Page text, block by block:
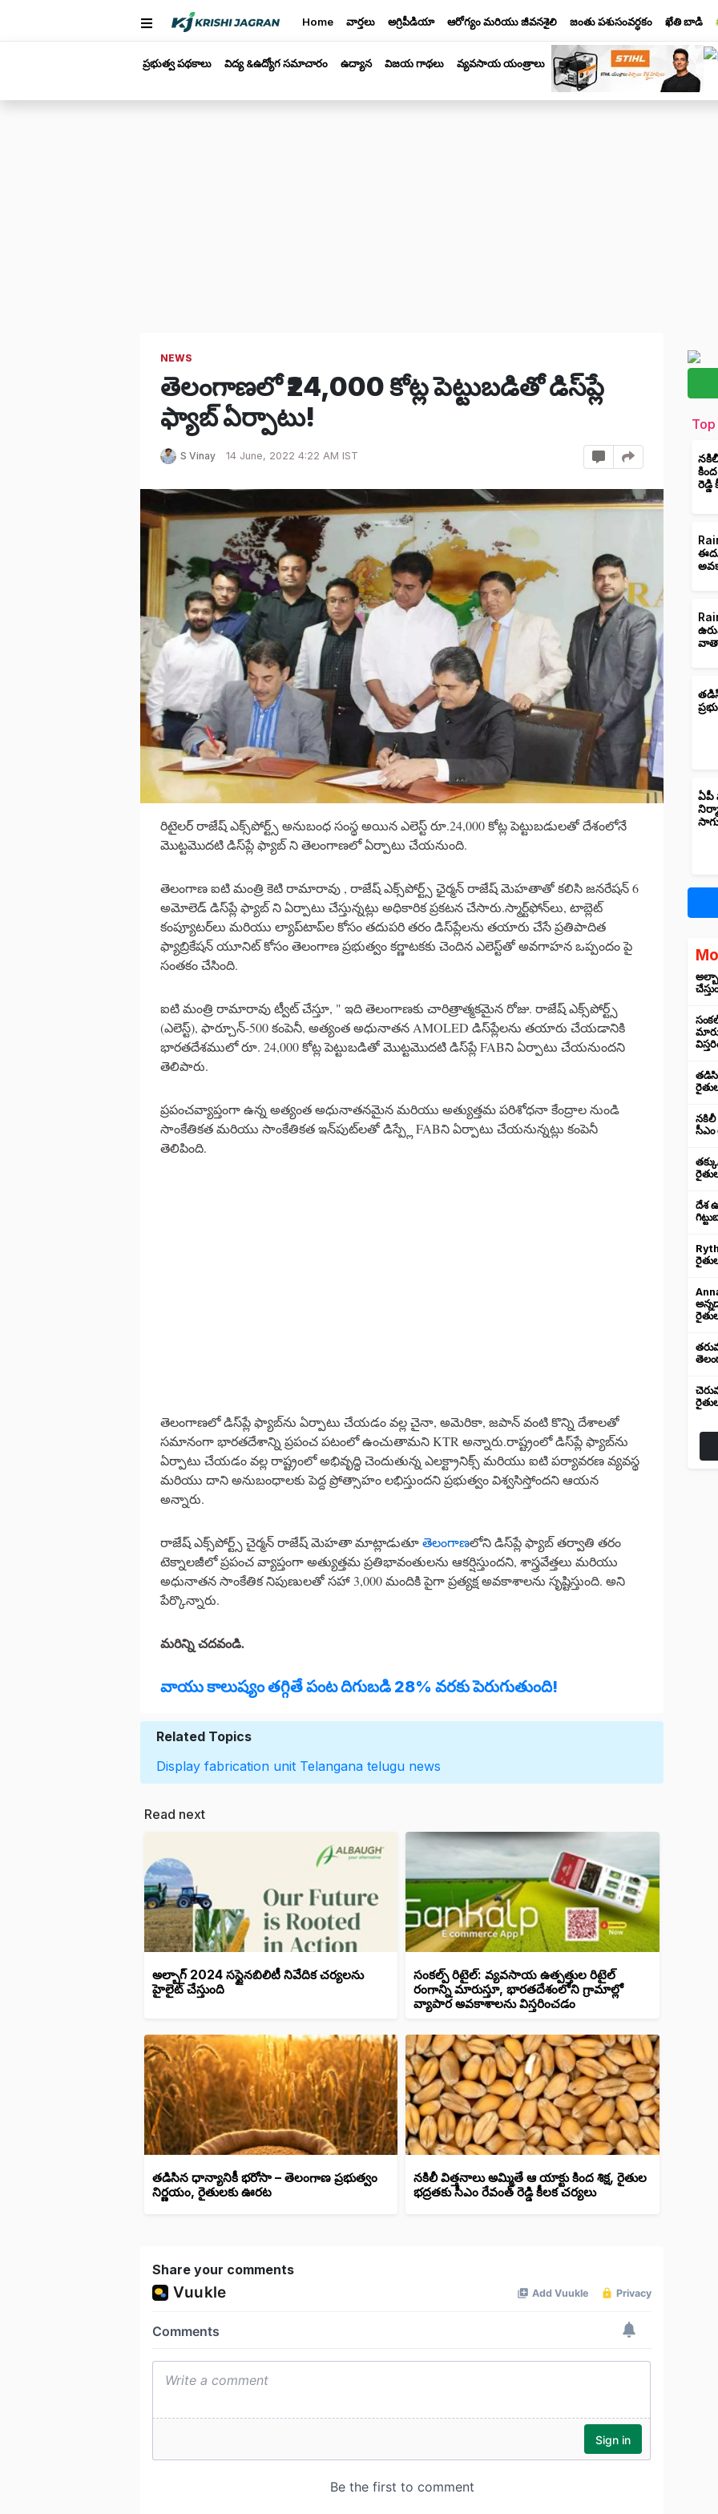
Home వార్తలు అగ్రిపీడియా ఆరోగ్యం మరియు జీవనశైలి జంతు పశుసంవర్ధకం ఖేతి బాడి
ప్రభుత్వ పథకాలు విద్య &ఉద్యోగ సమాచారం ఉద్యాన విజయ గాథలు వ్యవసాయ యంత్రాలు
NEWS
తెలంగాణలో ₹24,000 కోట్ల పెట్టుబడితో డిస్‌ప్లే
ఫ్యాబ్ ఏర్పాటు!
S Vinay 14 June, 2022 4:22 AM IST
రిటైలర్ రాజేష్ ఎక్స్‌పోర్ట్స్ అనుబంధ సంస్థ అయిన ఎలెస్ట్ రూ.24,000 కోట్ల పెట్టుబడులతో దేశంలోనే
మొట్టమొదటి డిస్‌ప్లే ఫ్యాబ్ ని తెలంగాణలో ఏర్పాటు చేయనుంది.
తెలంగాణ ఐటి మంత్రి కెటి రామారావు , రాజేష్ ఎక్స్‌పోర్ట్స్ ఛైర్మన్ రాజేష్ మెహతాతో కలిసి జనరేషన్ 6
అమోలెడ్ డిస్‌ప్లే ఫ్యాబ్ ని ఏర్పాటు చేస్తున్నట్లు అధికారిక ప్రకటన చేసారు.స్మార్ట్‌ఫోన్‌లు, టాబ్లెట్
కంప్యూటర్‌లు మరియు ల్యాప్‌టాప్‌ల కోసం తదుపరి తరం డిస్‌ప్లేలను తయారు చేసే ప్రతిపాదిత
ఫ్యాబ్రికేషన్ యూనిట్ కోసం తెలంగాణ ప్రభుత్వం కర్ణాటకకు చెందిన ఎలెస్ట్‌తో అవగాహన ఒప్పందం పై
సంతకం చేసింది.
ఐటి మంత్రి రామారావు ట్వీట్ చేస్తూ, " ఇది తెలంగాణకు చారిత్రాత్మకమైన రోజు. రాజేష్ ఎక్స్‌పోర్ట్స్
(ఎలెస్ట్), ఫార్చూన్-500 కంపెనీ, అత్యంత అధునాతన AMOLED డిస్‌ప్లేలను తయారు చేయడానికి
భారతదేశములో రూ. 24,000 కోట్ల పెట్టుబడితో మొట్టమొదటి డిస్‌ప్లే FABని ఏర్పాటు చేయనుందని
తెలిపారు.
ప్రపంచవ్యాప్తంగా ఉన్న అత్యంత అధునాతనమైన మరియు అత్యుత్తమ పరిశోధనా కేంద్రాల నుండి
సాంకేతికత మరియు సాంకేతికత ఇన్‌పుట్‌లతో డిస్ప్లే FABని ఏర్పాటు చేయనున్నట్లు కంపెనీ
తెలిపింది.
తెలంగాణలో డిస్‌ప్లే ఫ్యాబ్‌ను ఏర్పాటు చేయడం వల్ల చైనా, అమెరికా, జపాన్ వంటి కొన్ని దేశాలతో
సమానంగా భారతదేశాన్ని ప్రపంచ పటంలో ఉంచుతామని KTR అన్నారు.రాష్ట్రంలో డిస్‌ప్లే ఫ్యాబ్‌ను
ఏర్పాటు చేయడం వల్ల రాష్ట్రంలో అభివృద్ధి చెందుతున్న ఎలక్ట్రానిక్స్ మరియు ఐటి పర్యావరణ వ్యవస్థ
మరియు దాని అనుబంధాలకు పెద్ద ప్రోత్సాహం లభిస్తుందని ప్రభుత్వం విశ్వసిస్తోందని ఆయన
అన్నారు.
రాజేష్ ఎక్స్‌పోర్ట్స్ చైర్మన్ రాజేష్ మెహతా మాట్లాడుతూతెలంగాణలోని డిస్‌ప్లే ఫ్యాబ్ తర్వాతి తరం
టెక్నాలజీలో ప్రపంచ వ్యాప్తంగా అత్యుత్తమ ప్రతిభావంతులను ఆకర్షిస్తుందని, శాస్త్రవేత్తలు మరియు
అధునాతన సాంకేతిక నిపుణులతో సహా 3,000 మందికి పైగా ప్రత్యక్ష అవకాశాలను సృష్టిస్తుంది. అని
పేర్కొన్నారు.
మరిన్ని చదవండి.
వాయు కాలుష్యం తగ్గితే పంట దిగుబడి 28% వరకు పెరుగుతుంది!
Related Topics
Display fabrication unit Telangana telugu news
Read next
అల్బాగ్ 2024 సస్టైనబిలిటీ నివేదిక చర్యలను
హైలైట్ చేస్తుంది
సంకల్ప్ రిటైల్: వ్యవసాయ ఉత్పత్తుల రిటైల్
రంగాన్ని మారుస్తూ, భారతదేశంలోని గ్రామాల్లో
వ్యాపార అవకాశాలను విస్తరించడం
తడిసిన ధాన్యానికీ భరోసా – తెలంగాణ ప్రభుత్వం
నిర్ణయం, రైతులకు ఊరట
నకిలీ విత్తనాలు అమ్మితే ఆ యాక్టు కింద శిక్ష, రైతుల
భద్రతకు సీఎం రేవంత్ రెడ్డి కీలక చర్యలు
Share your comments
రెడ్డి
ఏపీ
నకిలీ
సీఎం
దేశ